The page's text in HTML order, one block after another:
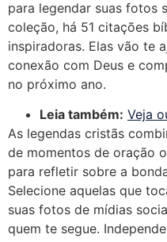
para legendar suas fotos
coleção, há 51 citações
inspiradoras. Elas vão te
conexão com Deus e
no próximo ano.
Leia também: Veja
As legendas cristãs
de momentos de oração
para refletir sobre a
Selecione aquelas que
suas fotos de mídias
quem te segue.